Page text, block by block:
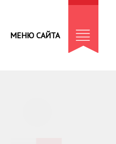
МЕНЮ САЙТА